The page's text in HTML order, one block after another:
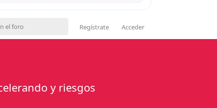
Regístrate Acceder
y riesgos